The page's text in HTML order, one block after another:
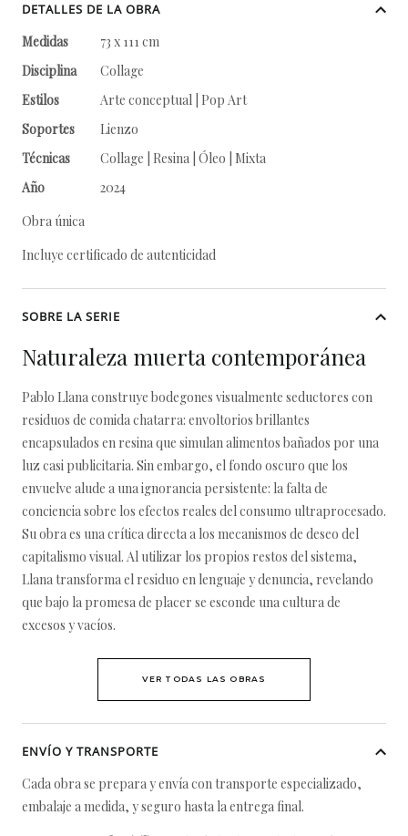
DETALLES DE LA OBRA
Medidas
73 x 111 cm
Disciplina
Collage
Estilos
Arte conceptual | Pop Art
Soportes
Lienzo
Técnicas
Collage | Resina | Óleo | Mixta
Año
2024
Obra única
Incluye certificado de autenticidad
SOBRE LA SERIE
Naturaleza muerta contemporánea
Pablo Llana construye bodegones visualmente seductores con
residuos de comida chatarra: envoltorios brillantes
encapsulados en resina que simulan alimentos bañados por una
luz casi publicitaria. Sin embargo, el fondo oscuro que los
envuelve alude a una ignorancia persistente: la falta de
conciencia sobre los efectos reales del consumo ultraprocesado.
Su obra es una crítica directa a los mecanismos de deseo del
capitalismo visual. Al utilizar los propios restos del sistema,
Llana transforma el residuo en lenguaje y denuncia, revelando
que bajo la promesa de placer se esconde una cultura de
excesos y vacíos.
VER TODAS LAS OBRAS
ENVÍO Y TRANSPORTE
Cada obra se prepara y envía con transporte especializado,
embalaje a medida, y seguro hasta la entrega final.